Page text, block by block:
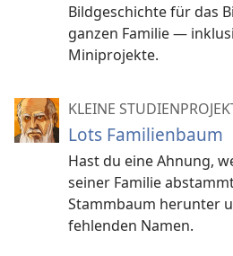
Bildgeschichte für das
ganzen Familie —
Miniprojekte.
KLEINE
Lots Familienbaum
Hast du eine Ahnung,
seiner Familie
Stammbaum herunter
fehlenden Namen.